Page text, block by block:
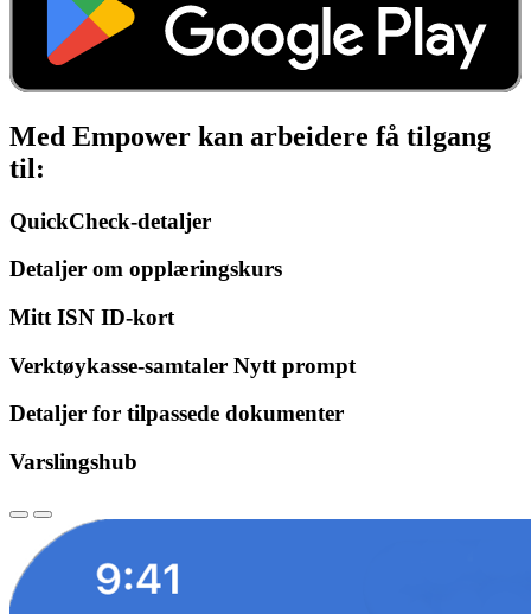
Med Empower kan arbeidere få tilgang
til:
QuickCheck-detaljer
Detaljer om opplæringskurs
Mitt ISN ID-kort
Verktøykasse-samtaler Nytt prompt
Detaljer for tilpassede dokumenter
Varslingshub